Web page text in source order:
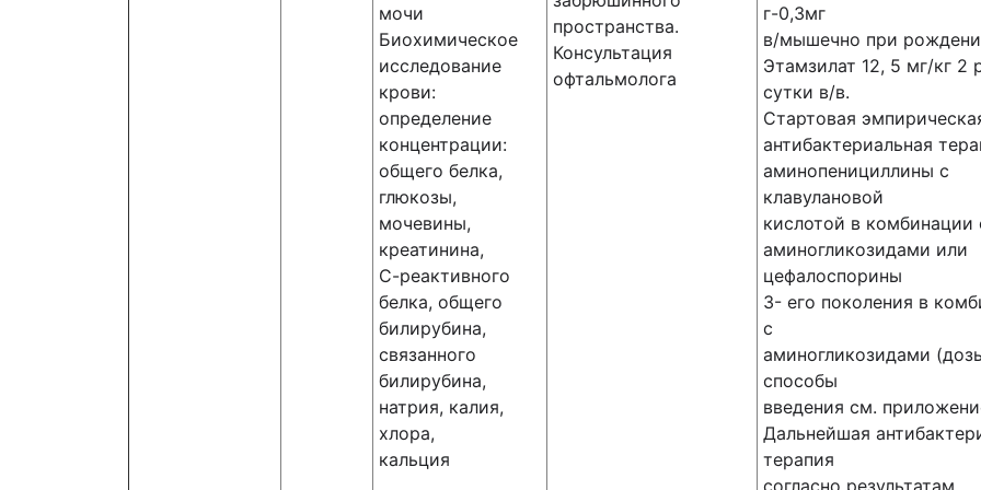
мочи
Биохимическое
исследование
крови:
определение
концентрации:
общего белка,
глюкозы,
мочевины,
креатинина,
С-реактивного
белка, общего
билирубина,
связанного
билирубина,
натрия, калия,
хлора,
кальция
пространства.
Консультация
офтальмолога
г-0,3мг
в/мышечно при
Этамзилат 12, 5 мг/кг 2
сутки в/в.
Стартовая
антибактериальная
аминопенициллины с
клавулановой
кислотой в комбинации
аминогликозидами или
цефалоспорины
3- его поколения в
с
аминогликозидами
способы
введения см.
Дальнейшая
терапия
согласно результатам